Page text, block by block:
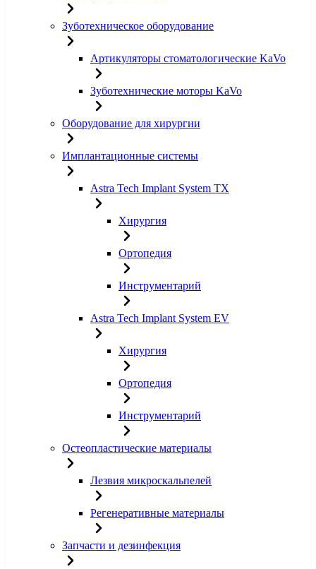
Зуботехническое оборудование
Артикуляторы стоматологические KaVo
Зуботехнические моторы KaVo
Оборудование для хирургии
Имплантационные системы
Astra Tech Implant System TX
Хирургия
Ортопедия
Инструментарий
Astra Tech Implant System EV
Хирургия
Ортопедия
Инструментарий
Остеопластические материалы
Лезвия микроскальпелей
Регенеративные материалы
Запчасти и дезинфекция